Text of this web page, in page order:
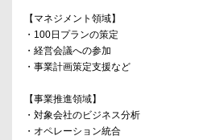
【マネジメント領域】
・100日プランの策定
・経営会議への参加
・事業計画策定支援など
【事業推進領域】
・対象会社のビジネス分析
・オペレーション統合